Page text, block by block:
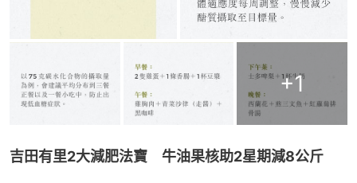
+1
吉田有里2大減肥法寶　牛油果核助2星期減8公斤